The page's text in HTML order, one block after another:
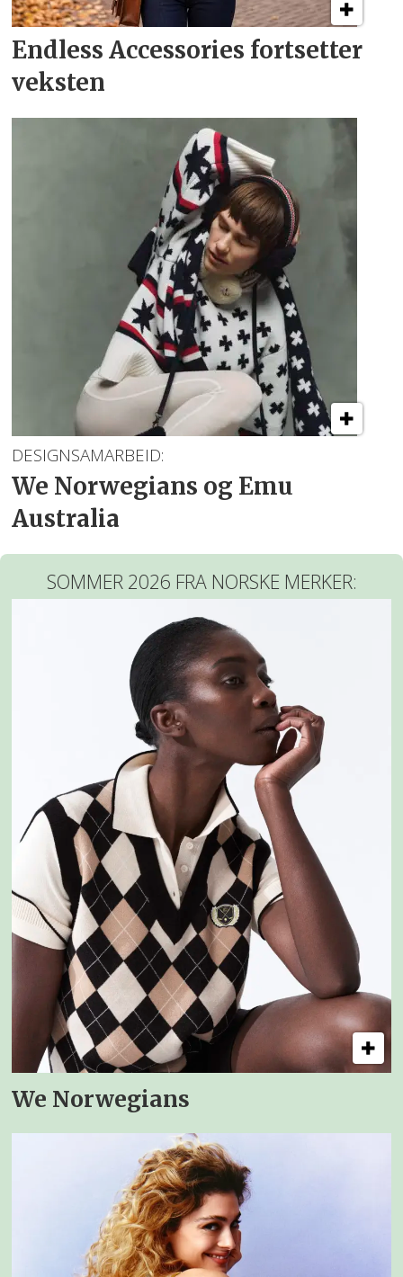
Endless Accessories fortsetter
veksten
DESIGNSAMARBEID:
We Norwegians og Emu
Australia
SOMMER 2026 FRA NORSKE MERKER:
We Norwegians